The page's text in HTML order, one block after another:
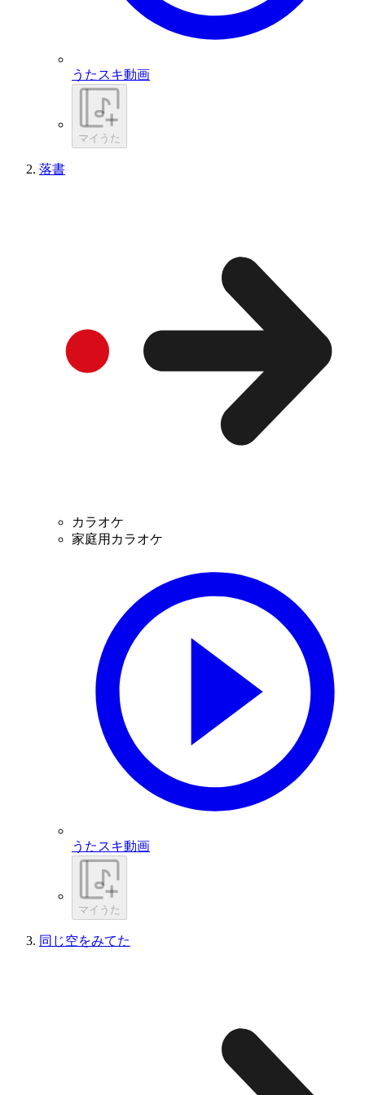
うたスキ動画
マイうた
落書
カラオケ
家庭用カラオケ
うたスキ動画
マイうた
同じ空をみてた